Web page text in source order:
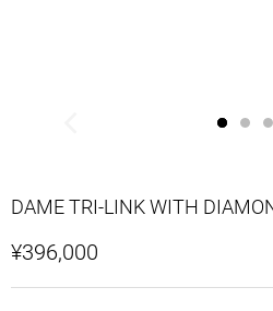
DAME TRI-LINK WITH
¥396,000